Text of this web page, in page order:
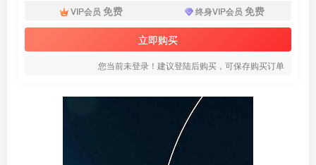
VIP会员 免费 终身VIP会员 免费
立即购买
您当前未登录！建议登陆后购买，可保存购买订单